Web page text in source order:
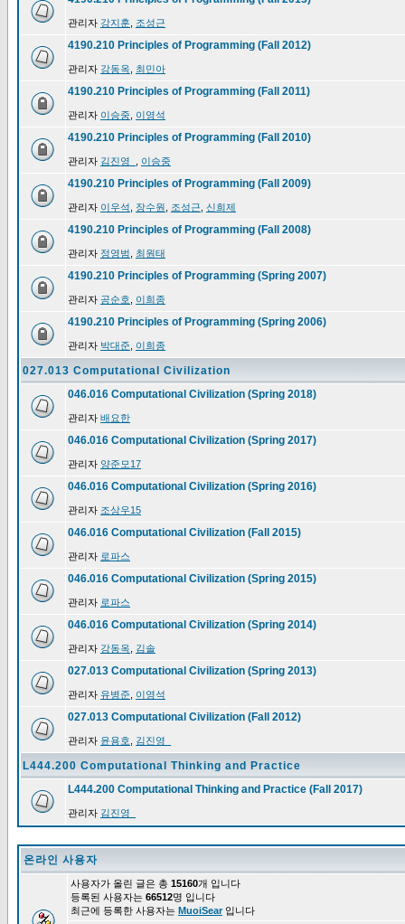
관리자 강지훈 조성근
4190.210 Principles of Programming (Fall 2012)
관리자 강동옥 최민아
4190.210 Principles of Programming (Fall 2011)
관리자 이승중 이영석
4190.210 Principles of Programming (Fall 2010)
관리자 김진영_ 이승중
4190.210 Principles of Programming (Fall 2009)
관리자 이우석 장수원 조성근 신희제
4190.210 Principles of Programming (Fall 2008)
관리자 정영범 최원태
4190.210 Principles of Programming (Spring 2007)
관리자 공순호 이희종
4190.210 Principles of Programming (Spring 2006)
관리자 박대준 이희종
027.013 Computational Civilization
046.016 Computational Civilization (Spring 2018)
관리자 배요한
046.016 Computational Civilization (Spring 2017)
관리자 양준모17
046.016 Computational Civilization (Spring 2016)
관리자 조상우15
046.016 Computational Civilization (Fall 2015)
관리자 로파스
046.016 Computational Civilization (Spring 2015)
관리자 로파스
046.016 Computational Civilization (Spring 2014)
관리자 강동옥 김솔
027.013 Computational Civilization (Spring 2013)
관리자 유병준 이영석
027.013 Computational Civilization (Fall 2012)
관리자 윤용호 김진영_
L444.200 Computational Thinking and Practice
L444.200 Computational Thinking and Practice (Fall 2017)
관리자 김진영_
온라인 사용자
사용자가 올린 글은 총 15160개 입니다
등록된 사용자는 66512명 입니다
최근에 등록한 사용자는 MuoiSear입니다